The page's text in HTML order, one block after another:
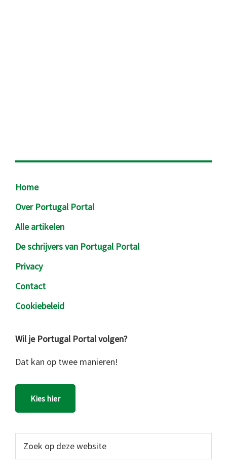
Footer
Home
Over Portugal Portal
Alle artikelen
De schrijvers van Portugal Portal
Privacy
Contact
Cookiebeleid
Wil je Portugal Portal volgen?
Dat kan op twee manieren!
Kies hier